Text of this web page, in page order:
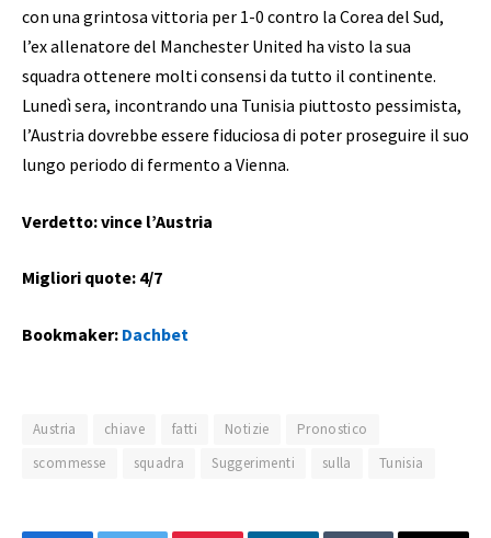
con una grintosa vittoria per 1-0 contro la Corea del Sud,
l’ex allenatore del Manchester United ha visto la sua
squadra ottenere molti consensi da tutto il continente.
Lunedì sera, incontrando una Tunisia piuttosto pessimista,
l’Austria dovrebbe essere fiduciosa di poter proseguire il suo
lungo periodo di fermento a Vienna.
Verdetto: vince l’Austria
Migliori quote: 4/7
Bookmaker: Dachbet
Austria chiave fatti Notizie
Pronostico
scommesse
squadra Suggerimenti sulla Tunisia